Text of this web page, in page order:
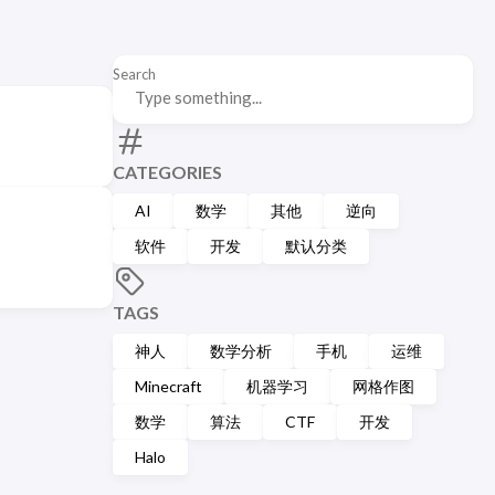
Search
CATEGORIES
AI 数学 其他
逆向
软件
开发 默认分类
TAGS
神人 数学分析 手机
运维
Minecraft
机器学习
网格作图
数学
算法 CTF
开发
Halo